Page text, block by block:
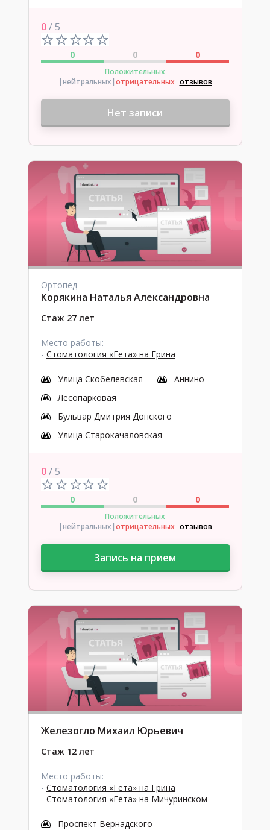
0/ 5
0 0 0
Положительных
|нейтральных|отрицательных отзывов
Нет записи
Ортопед
Корякина Наталья Александровна
Стаж 27 лет
Место работы:
- Стоматология «Гета» на Грина
Улица Скобелевская
Аннино
Лесопарковая
Бульвар Дмитрия Донского
Улица Старокачаловская
0/ 5
0 0 0
Положительных
|нейтральных|отрицательных отзывов
Запись на прием
Железогло Михаил Юрьевич
Стаж 12 лет
Место работы:
- Стоматология «Гета» на Грина
- Стоматология «Гета» на Мичуринском
Проспект Вернадского